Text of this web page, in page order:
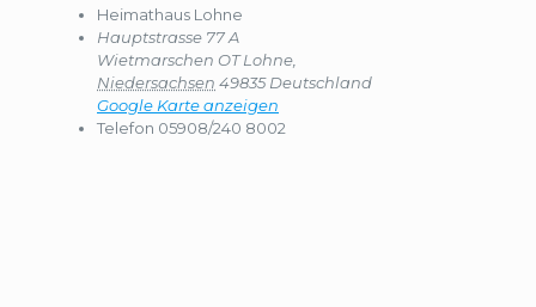
Heimathaus Lohne
Hauptstrasse 77 A
Wietmarschen OT Lohne
Niedersachsen 49835 Deutschland
Google Karte anzeigen
Telefon 05908/240 8002